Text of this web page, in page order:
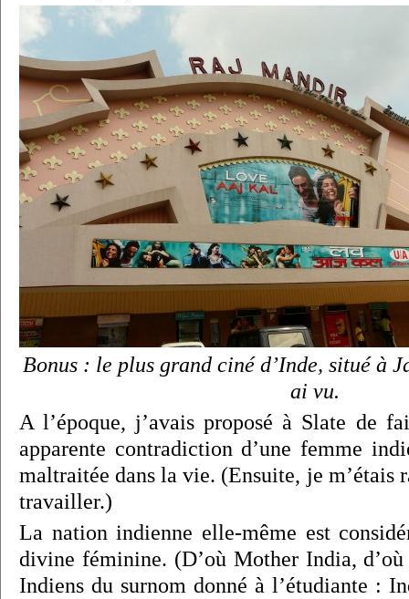
Bonus : le plus grand ciné d’Inde, situé à
ai vu.
A l’époque, j’avais proposé à Slate de
apparente contradiction d’une femme
maltraitée dans la vie. (Ensuite, je m’étais
travailler.)
La nation indienne elle-même est
divine féminine. (D’où Mother India,
Indiens du surnom donné à l’étudiante :